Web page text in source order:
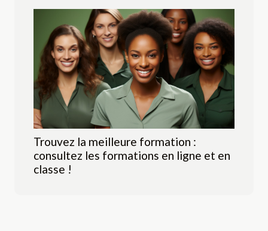
Trouvez la meilleure formation :
consultez les formations en ligne et en
classe !